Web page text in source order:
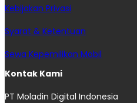
Kebijakan Privasi
Syarat & Ketentuan
Sewa Kepemilikan Mobil
Kontak Kami
PT Moladin Digital Indonesia